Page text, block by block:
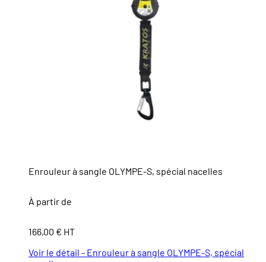
Enrouleur à sangle OLYMPE-S, spécial nacelles
À partir de
166,00 € HT
Voir le détail - Enrouleur à sangle OLYMPE-S, spécial